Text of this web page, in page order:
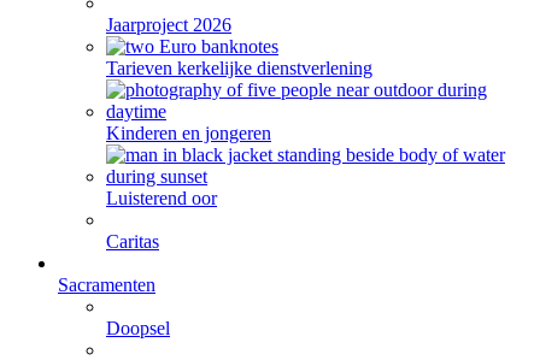
Jaarproject 2026
Tarieven kerkelijke dienstverlening
Kinderen en jongeren
Luisterend oor
Caritas
Sacramenten
Doopsel